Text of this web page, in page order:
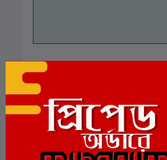
এই বইয়ের জন্য এখনও
সংশ্লিষ্ট বই